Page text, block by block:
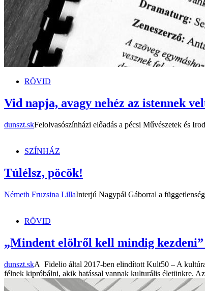
RÖVID
Vid napja, avagy nehéz az istennek
dunszt.skFelolvasószínházi előadás a pécsi Művészetek és
SZÍNHÁZ
Túlélsz, pöcök!
Németh Fruzsina LillaInterjú Nagypál Gáborral a
RÖVID
„Mindent elölről kell mindig
dunszt.skA Fidelio által 2017-ben elindított Kult50 – A
félnek kipróbálni, akik hatással vannak kulturális életünkre.